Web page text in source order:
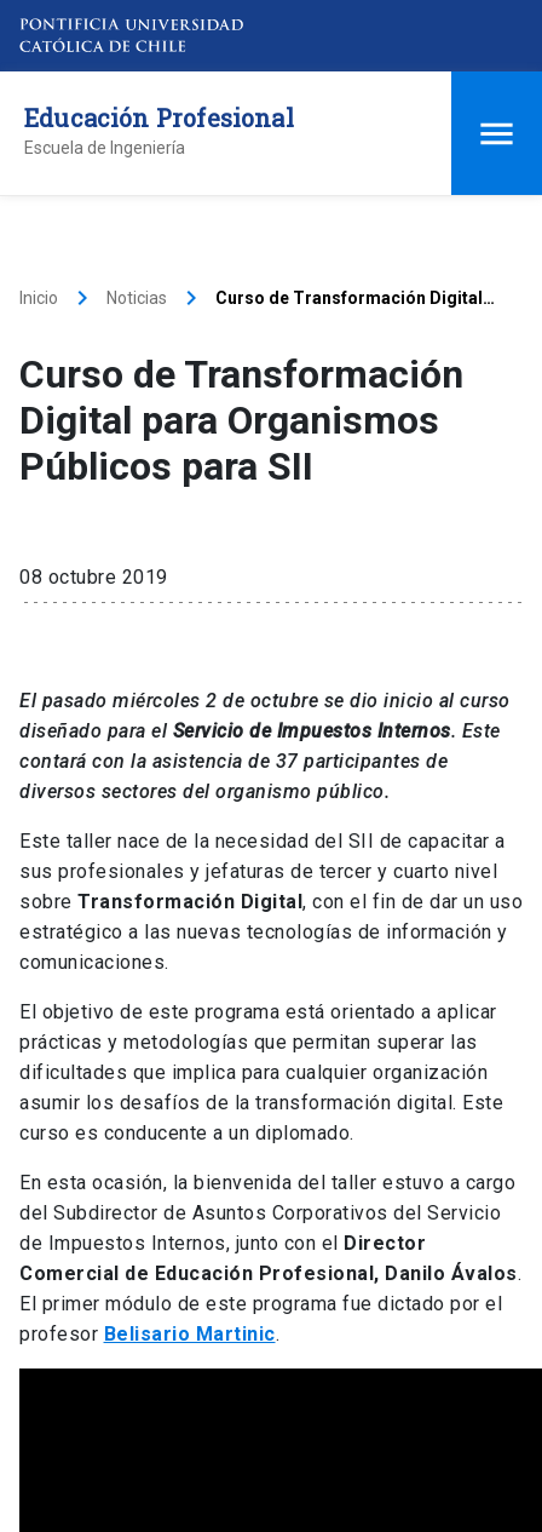
Educación Profesional
Escuela de Ingeniería
Inicio keyboard_arrow_right Noticias keyboard_arrow_right
Curso de Transformación Digital
Curso de Transformación
Digital para Organismos
Públicos para SII
08 octubre 2019
El pasado miércoles 2 de octubre se dio inicio al curso
diseñado para el Servicio de Impuestos Internos. Este
contará con la asistencia de 37 participantes de
diversos sectores del organismo público.
Este taller nace de la necesidad del SII de capacitar a
sus profesionales y jefaturas de tercer y cuarto nivel
sobre Transformación Digital, con el fin de dar un uso
estratégico a las nuevas tecnologías de información y
comunicaciones.
El objetivo de este programa está orientado a aplicar
prácticas y metodologías que permitan superar las
dificultades que implica para cualquier organización
asumir los desafíos de la transformación digital. Este
curso es conducente a un diplomado.
En esta ocasión, la bienvenida del taller estuvo a cargo
del Subdirector de Asuntos Corporativos del Servicio
de Impuestos Internos, junto con el Director
Comercial de Educación Profesional, Danilo Ávalos.
El primer módulo de este programa fue dictado por el
profesor Belisario Martinic.